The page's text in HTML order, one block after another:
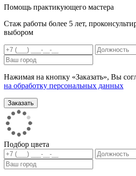
Помощь практикующего мастера
Стаж работы более 5 лет,
выбором
Нажимая на кнопку «Заказать», Вы
на обработку персональных данных
Подбор цвета